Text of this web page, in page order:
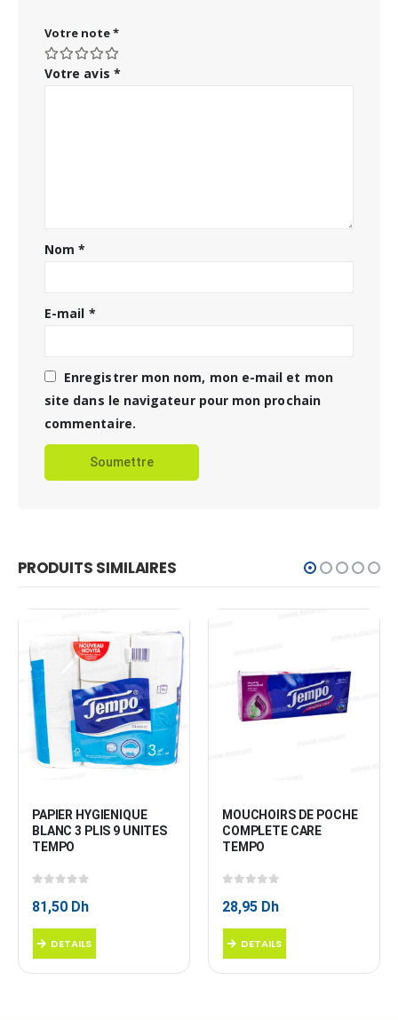
Votre note*
Votre avis *
Nom*
E-mail *
Enregistrer mon nom, mon e-mail et mon
site dans le navigateur pour mon prochain
commentaire.
PRODUITS SIMILAIRES
PAPIER HYGIENIQUE
BLANC 3 PLIS 9 UNITES
TEMPO
81,50 Dh
DETAILS
MOUCHOIRS DE POCHE
COMPLETE CARE
TEMPO
28,95 Dh
DETAILS